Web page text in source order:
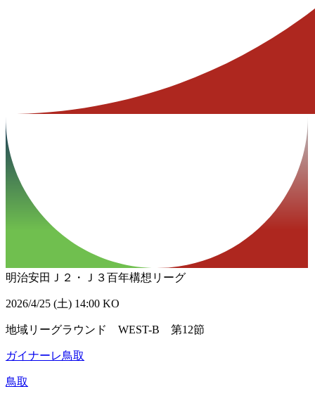
明治安田Ｊ２・Ｊ３百年構想リーグ
2026/4/25 (土) 14:00 KO
地域リーグラウンド WEST-B 第12節
ガイナーレ鳥取
鳥取